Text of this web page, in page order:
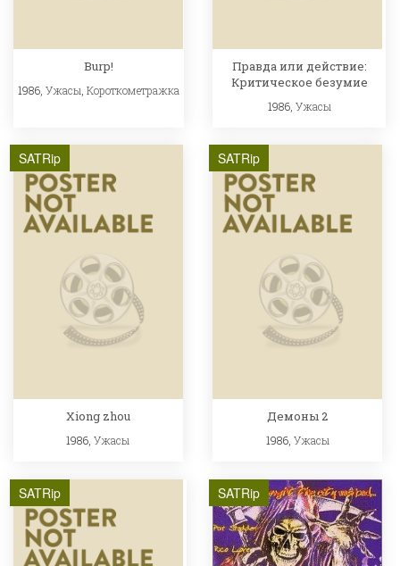
Burp!
1986, Ужасы Короткометражка
Правда или действие:
Критическое безумие
1986, Ужасы
SATRip
Xiong zhou
1986,Ужасы
SATRip
Демоны 2
1986, Ужасы
SATRip SATRip